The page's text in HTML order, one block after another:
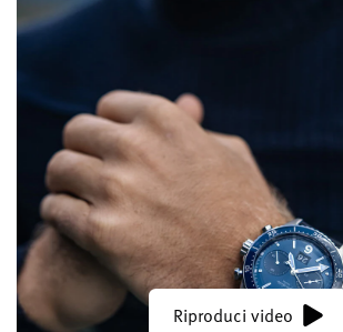
Riproduci video